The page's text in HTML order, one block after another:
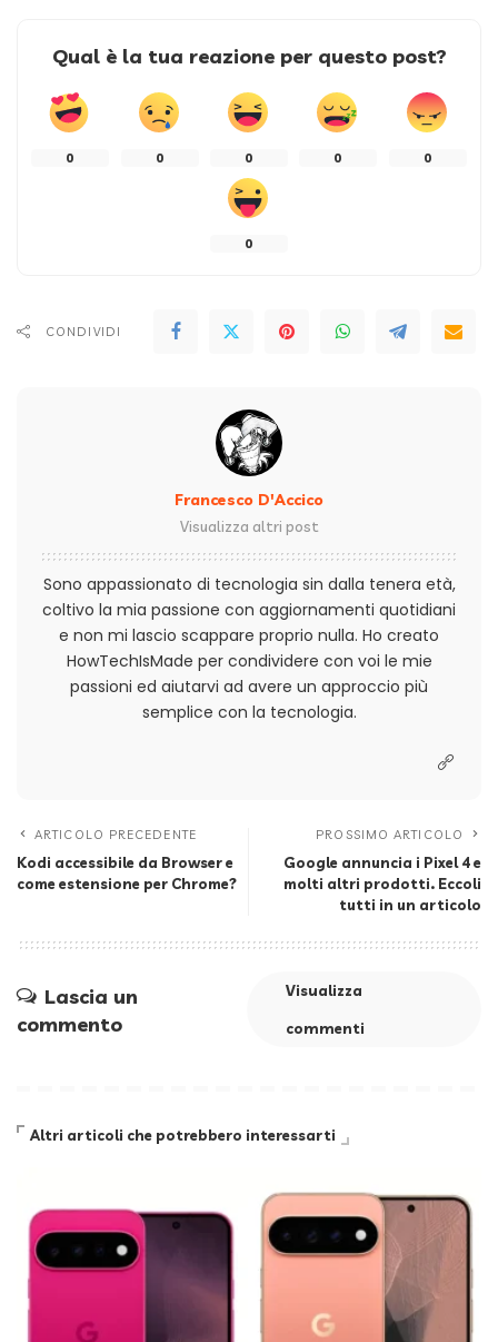
Qual è la tua reazione per questo post?
0 0 0 0 0
0
CONDIVIDI
Francesco D'Accico
Visualizza altri post
Sono appassionato di tecnologia sin dalla tenera età,
coltivo la mia passione con aggiornamenti quotidiani
e non mi lascio scappare proprio nulla. Ho creato
HowTechIsMade per condividere con voi le mie
passioni ed aiutarvi ad avere un approccio più
semplice con la tecnologia.
ARTICOLO PRECEDENTE
Kodi accessibile da Browser e
come estensione per Chrome?
PROSSIMO ARTICOLO
Google annuncia i Pixel 4 e
molti altri prodotti. Eccoli
tutti in un articolo
Lascia un
commento
Visualizza
commenti
Altri articoli che potrebbero interessarti